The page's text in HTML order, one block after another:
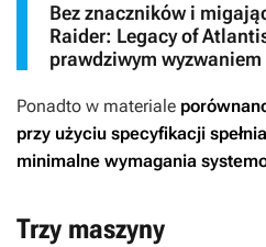
Bez znaczników i
Raider: Legacy of
prawdziwym wyzwaniem
Ponadto w materiale
przy użyciu specyfikacji
minimalne wymagania
Trzy maszyny